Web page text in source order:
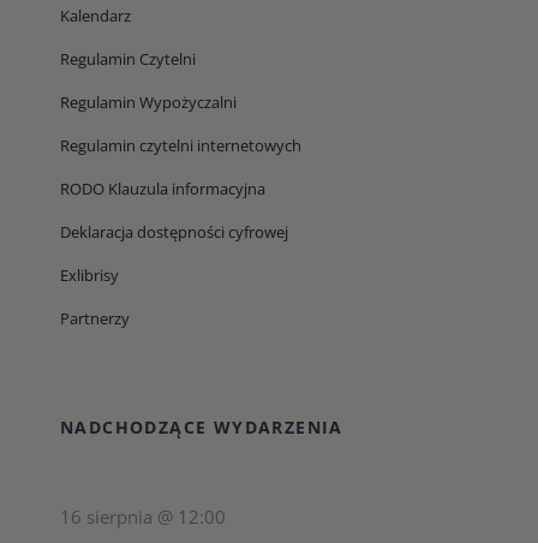
Kalendarz
Regulamin Czytelni
Regulamin Wypożyczalni
Regulamin czytelni internetowych
RODO Klauzula informacyjna
Deklaracja dostępności cyfrowej
Exlibrisy
Partnerzy
NADCHODZĄCE WYDARZENIA
16 sierpnia @ 12:00